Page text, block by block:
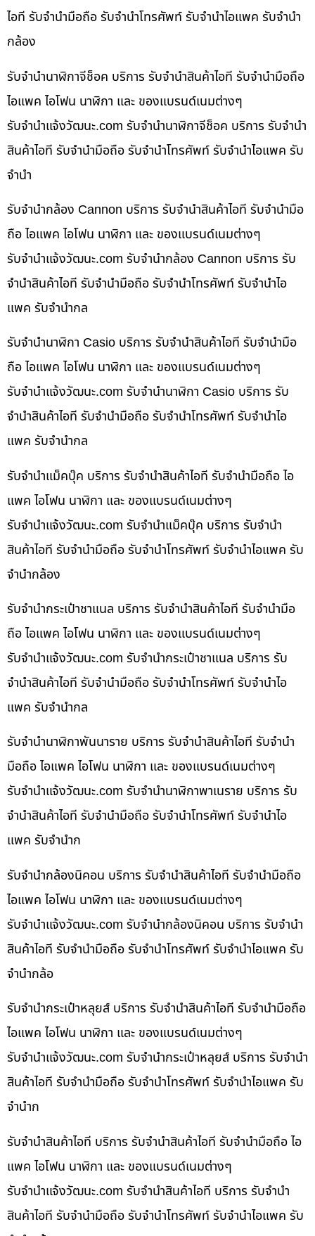
ไอที รับจำนำมือถือ รับจำนำโทรศัพท์ รับจำนำไอแพค รับจำนำ
กล้อง
รับจำนำนาฬิกาจีช็อค บริการ รับจำนำสินค้าไอที รับจำนำมือถือ
ไอแพค ไอโฟน นาฬิกา และ ของแบรนด์เนมต่างๆ
รับจํานําแจ้งวัฒนะ.com รับจำนำนาฬิกาจีช็อค บริการ รับจำนำ
สินค้าไอที รับจำนำมือถือ รับจำนำโทรศัพท์ รับจำนำไอแพค รับ
จำนำ
รับจำนำกล้อง Cannon บริการ รับจำนำสินค้าไอที รับจำนำมือ
ถือ ไอแพค ไอโฟน นาฬิกา และ ของแบรนด์เนมต่างๆ
รับจํานําแจ้งวัฒนะ.com รับจำนำกล้อง Cannon บริการ รับ
จำนำสินค้าไอที รับจำนำมือถือ รับจำนำโทรศัพท์ รับจำนำไอ
แพค รับจำนำกล
รับจำนำนาฬิกา Casio บริการ รับจำนำสินค้าไอที รับจำนำมือ
ถือ ไอแพค ไอโฟน นาฬิกา และ ของแบรนด์เนมต่างๆ
รับจํานําแจ้งวัฒนะ.com รับจำนำนาฬิกา Casio บริการ รับ
จำนำสินค้าไอที รับจำนำมือถือ รับจำนำโทรศัพท์ รับจำนำไอ
แพค รับจำนำกล
รับจำนำแม็คบุ๊ค บริการ รับจำนำสินค้าไอที รับจำนำมือถือ ไอ
แพค ไอโฟน นาฬิกา และ ของแบรนด์เนมต่างๆ
รับจํานําแจ้งวัฒนะ.com รับจำนำแม็คบุ๊ค บริการ รับจำนำ
สินค้าไอที รับจำนำมือถือ รับจำนำโทรศัพท์ รับจำนำไอแพค รับ
จำนำกล้อง
รับจำนำกระเป๋าชาแนล บริการ รับจำนำสินค้าไอที รับจำนำมือ
ถือ ไอแพค ไอโฟน นาฬิกา และ ของแบรนด์เนมต่างๆ
รับจํานําแจ้งวัฒนะ.com รับจำนำกระเป๋าชาแนล บริการ รับ
จำนำสินค้าไอที รับจำนำมือถือ รับจำนำโทรศัพท์ รับจำนำไอ
แพค รับจำนำกล
รับจำนำนาฬิกาพันนาราย บริการ รับจำนำสินค้าไอที รับจำนำ
มือถือ ไอแพค ไอโฟน นาฬิกา และ ของแบรนด์เนมต่างๆ
รับจํานําแจ้งวัฒนะ.com รับจำนำนาฬิกาพาเนราย บริการ รับ
จำนำสินค้าไอที รับจำนำมือถือ รับจำนำโทรศัพท์ รับจำนำไอ
แพค รับจำนำก
รับจำนำกล้องนิคอน บริการ รับจำนำสินค้าไอที รับจำนำมือถือ
ไอแพค ไอโฟน นาฬิกา และ ของแบรนด์เนมต่างๆ
รับจํานําแจ้งวัฒนะ.com รับจำนำกล้องนิคอน บริการ รับจำนำ
สินค้าไอที รับจำนำมือถือ รับจำนำโทรศัพท์ รับจำนำไอแพค รับ
จำนำกล้อ
รับจำนำกระเป๋าหลุยส์ บริการ รับจำนำสินค้าไอที รับจำนำมือถือ
ไอแพค ไอโฟน นาฬิกา และ ของแบรนด์เนมต่างๆ
รับจํานําแจ้งวัฒนะ.com รับจำนำกระเป๋าหลุยส์ บริการ รับจำนำ
สินค้าไอที รับจำนำมือถือ รับจำนำโทรศัพท์ รับจำนำไอแพค รับ
จำนำก
รับจำนำสินค้าไอที บริการ รับจำนำสินค้าไอที รับจำนำมือถือ ไอ
แพค ไอโฟน นาฬิกา และ ของแบรนด์เนมต่างๆ
รับจํานําแจ้งวัฒนะ.com รับจำนำสินค้าไอที บริการ รับจำนำ
สินค้าไอที รับจำนำมือถือ รับจำนำโทรศัพท์ รับจำนำไอแพค รับ